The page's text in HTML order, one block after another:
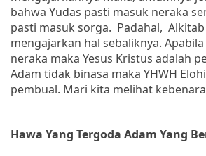
bahwa Yudas pasti masuk neraka
pasti masuk sorga. Padahal,
mengajarkan hal sebaliknya.
neraka maka Yesus Kristus adalah
Adam tidak binasa maka YHWH
pembual. Mari kita melihat
Hawa Yang Tergoda Adam Yang